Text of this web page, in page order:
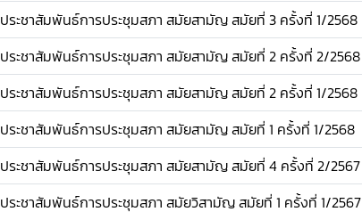
ประชาสัมพันธ์การประชุมสภา สมัยสามัญ สมัยที่ 3 ครั้งที่ 1/2568
ประชาสัมพันธ์การประชุมสภา สมัยสามัญ สมัยที่ 2 ครั้งที่ 2/2568
ประชาสัมพันธ์การประชุมสภา สมัยสามัญ สมัยที่ 2 ครั้งที่ 1/2568
ประชาสัมพันธ์การประชุมสภา สมัยสามัญ สมัยที่ 1 ครั้งที่ 1/2568
ประชาสัมพันธ์การประชุมสภา สมัยสามัญ สมัยที่ 4 ครั้งที่ 2/2567
ประชาสัมพันธ์การประชุมสภา สมัยวิสามัญ สมัยที่ 1 ครั้งที่ 1/2567